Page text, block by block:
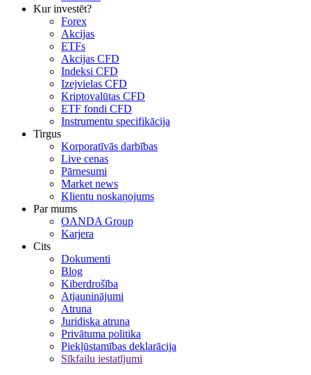
Kur investēt?
Forex
Akcijas
ETFs
Akcijas CFD
Indeksi CFD
Izejvielas CFD
Kriptovalūtas CFD
ETF fondi CFD
Instrumentu specifikācija
Tirgus
Korporatīvās darbības
Live cenas
Pārnesumi
Market news
Klientu noskaņojums
Par mums
OANDA Group
Karjera
Cits
Dokumenti
Blog
Kiberdrošība
Atjauninājumi
Atruna
Juridiska atruna
Privātuma politika
Piekļūstamības deklarācija
Sīkfailu iestatījumi